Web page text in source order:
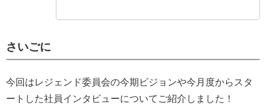
さいごに
今回はレジェンド委員会の今期ビジョンや今月度からスタ
ートした社員インタビューについてご紹介しました！